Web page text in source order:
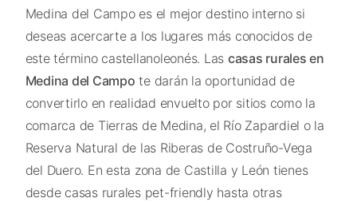
Medina del Campo es el mejor destino interno si
deseas acercarte a los lugares más conocidos de
este término castellanoleonés. Las casas rurales en
Medina del Campo te darán la oportunidad de
convertirlo en realidad envuelto por sitios como la
comarca de Tierras de Medina, el Río Zapardiel o la
Reserva Natural de las Riberas de Costruño-Vega
del Duero. En esta zona de Castilla y León tienes
desde casas rurales pet-friendly hasta otras